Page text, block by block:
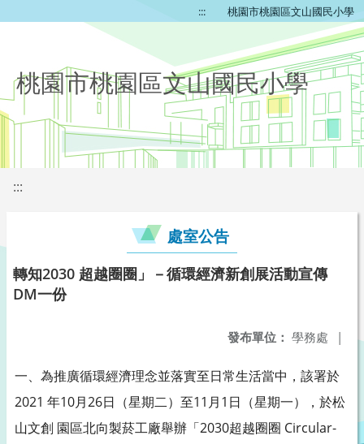
::: 桃園市桃園區文山國民小學
桃園市桃園區文山國民小學
:::
處室公告
轉知2030 超越圈圈」－循環經濟新創展活動宣傳
DM一份
發布單位： 學務處 |
一、為推廣循環經濟理念並落實至日常生活當中，該署於
2021 年10月26日（星期二）至11月1日（星期一），於松
山文創 園區北向製菸工廠舉辦「2030超越圈圈 Circular-